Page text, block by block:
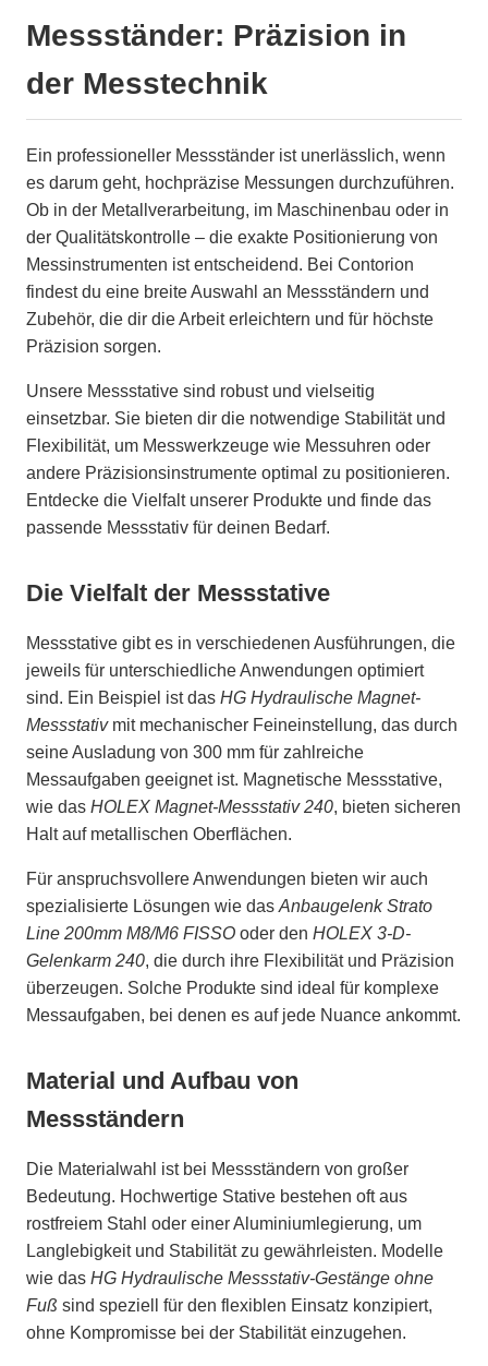
Messständer: Präzision in
der Messtechnik
Ein professioneller Messständer ist unerlässlich, wenn
es darum geht, hochpräzise Messungen durchzuführen.
Ob in der Metallverarbeitung, im Maschinenbau oder in
der Qualitätskontrolle – die exakte Positionierung von
Messinstrumenten ist entscheidend. Bei Contorion
findest du eine breite Auswahl an Messständern und
Zubehör, die dir die Arbeit erleichtern und für höchste
Präzision sorgen.
Unsere Messstative sind robust und vielseitig
einsetzbar. Sie bieten dir die notwendige Stabilität und
Flexibilität, um Messwerkzeuge wie Messuhren oder
andere Präzisionsinstrumente optimal zu positionieren.
Entdecke die Vielfalt unserer Produkte und finde das
passende Messstativ für deinen Bedarf.
Die Vielfalt der Messstative
Messstative gibt es in verschiedenen Ausführungen, die
jeweils für unterschiedliche Anwendungen optimiert
sind. Ein Beispiel ist das HG Hydraulische Magnet-
Messstativmit mechanischer Feineinstellung, das durch
seine Ausladung von 300 mm für zahlreiche
Messaufgaben geeignet ist. Magnetische Messstative,
wie das HOLEX Magnet-Messstativ 240, bieten sicheren
Halt auf metallischen Oberflächen.
Für anspruchsvollere Anwendungen bieten wir auch
spezialisierte Lösungen wie das Anbaugelenk Strato
Line 200mm M8/M6 FISSO oder den HOLEX 3-D-
Gelenkarm 240, die durch ihre Flexibilität und Präzision
überzeugen. Solche Produkte sind ideal für komplexe
Messaufgaben, bei denen es auf jede Nuance ankommt.
Material und Aufbau von
Messständern
Die Materialwahl ist bei Messständern von großer
Bedeutung. Hochwertige Stative bestehen oft aus
rostfreiem Stahl oder einer Aluminiumlegierung, um
Langlebigkeit und Stabilität zu gewährleisten. Modelle
wie das HG Hydraulische Messstativ-Gestänge ohne
Fuß sind speziell für den flexiblen Einsatz konzipiert,
ohne Kompromisse bei der Stabilität einzugehen.